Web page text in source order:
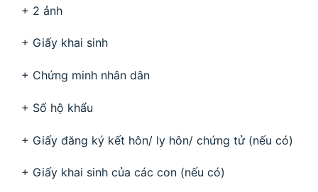
+ 2 ảnh
+ Giấy khai sinh
+ Chứng minh nhân dân
+ Sổ hộ khẩu
+ Giấy đăng ký kết hôn/ ly hôn/ chứng tử (nếu có)
+ Giấy khai sinh của các con (nếu có)